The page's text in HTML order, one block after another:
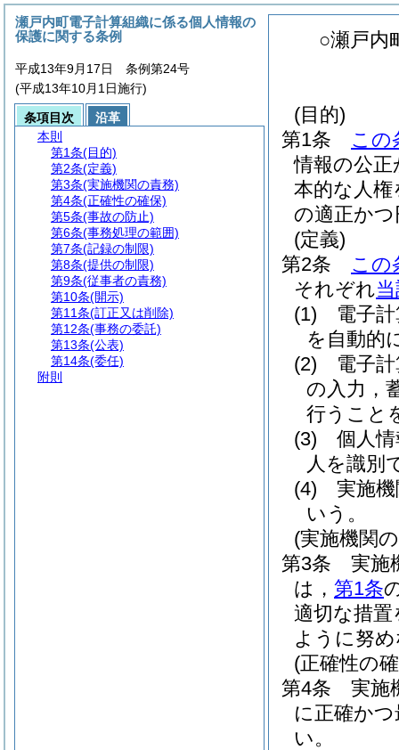
○瀬戸内
(目的)
第1条
この
情報の公
本的な人
の適正か
(定義)
第2条
この
それぞれ
(1)
電子
を自動的
(2)
電子
の入力，
行うこと
(3)
個人
人を識別
(4)
実施
いう。
(実施機関
第3条
実施
は， 第1条
適切な措
ように努
(正確性の
第4条
実施
に正確か
い。
瀬戸内町電子計算組織に係る個人情報の
保護に関する条例
平成13年9月17日 条例第24号
(平成13年10月1日施行)
条項目次
沿革
本則
第1条(目的)
第2条(定義)
第3条(実施機関の責務)
第4条(正確性の確保)
第5条(事故の防止)
第6条(事務処理の範囲)
第7条(記録の制限)
第8条(提供の制限)
第9条(従事者の責務)
第10条(開示)
第11条(訂正又は削除)
第12条(事務の委託)
第13条(公表)
第14条(委任)
附則